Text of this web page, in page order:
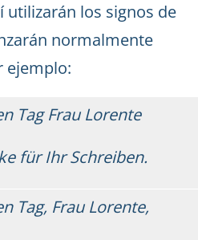
utilizarán los signos de
normalmente
ejemplo:
Tag Frau Lorente
für Ihr Schreiben.
Tag, Frau Lorente,